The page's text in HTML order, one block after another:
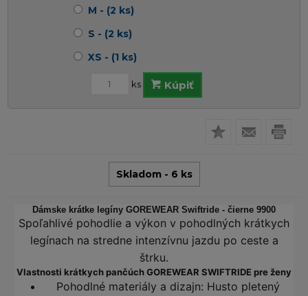
M - (2 ks)
S - (2 ks)
XS - (1 ks)
ks Kúpiť
Skladom - 6 ks
Dámske krátke legíny GOREWEAR Swiftride - čierne 9900
Spoľahlivé pohodlie a výkon v pohodlných krátkych
legínach na stredne intenzívnu jazdu po ceste a
štrku.
Vlastnosti krátkych pančúch GOREWEAR SWIFTRIDE pre ženy
Pohodlné materiály a dizajn: Husto pletený